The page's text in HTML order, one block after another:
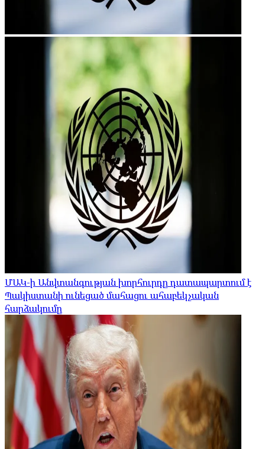
ՄԱԿ-ի Անվտանգության խորհուրդը դատապարտում է
Պակիստանի ունեցած մահացու ահաբեկչական
հարձակումը